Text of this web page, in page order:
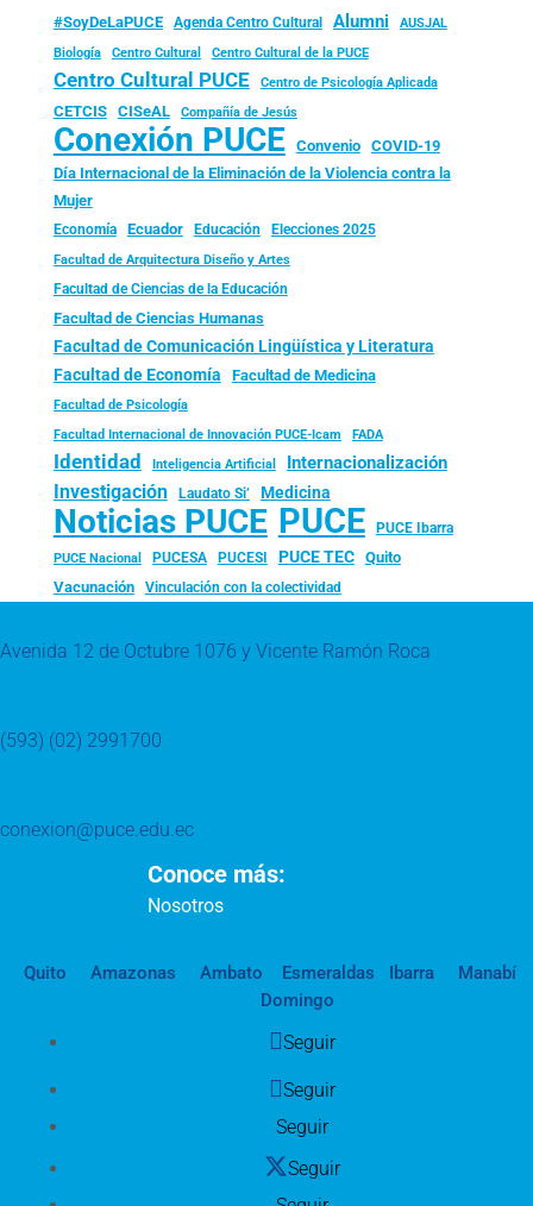
#SoyDeLaPUCE Agenda Centro Cultural Alumni
AUSJAL
Biología
Centro Cultural Centro Cultural de la PUCE
Centro Cultural PUCE Centro de Psicología Aplicada
CETCIS CISeAL Compañía de Jesús
Conexión PUCE Convenio
COVID-19
Día Internacional de la Eliminación de la Violencia contra la
Mujer
Economía Ecuador Educación Elecciones 2025
Facultad de Arquitectura Diseño y Artes
Facultad de Ciencias de la Educación
Facultad de Ciencias Humanas
Facultad de Comunicación Lingüística y Literatura
Facultad de Economía Facultad de Medicina
Facultad de Psicología
Facultad Internacional de Innovación PUCE-Icam FADA
Identidad Inteligencia Artificial Internacionalización
Investigación Laudato Si’ Medicina
Noticias PUCE PUCE PUCE Ibarra
PUCE Nacional PUCESA PUCESI PUCE TEC
Quito
Vacunación
Vinculación con la colectividad
Avenida 12 de Octubre 1076 y Vicente Ramón Roca
(593) (02) 2991700
conexion@puce.edu.ec
Conoce más:
Nosotros
Quito Amazonas Ambato Esmeraldas Ibarra
Manabí
Domingo
Seguir
Seguir
Seguir
Seguir